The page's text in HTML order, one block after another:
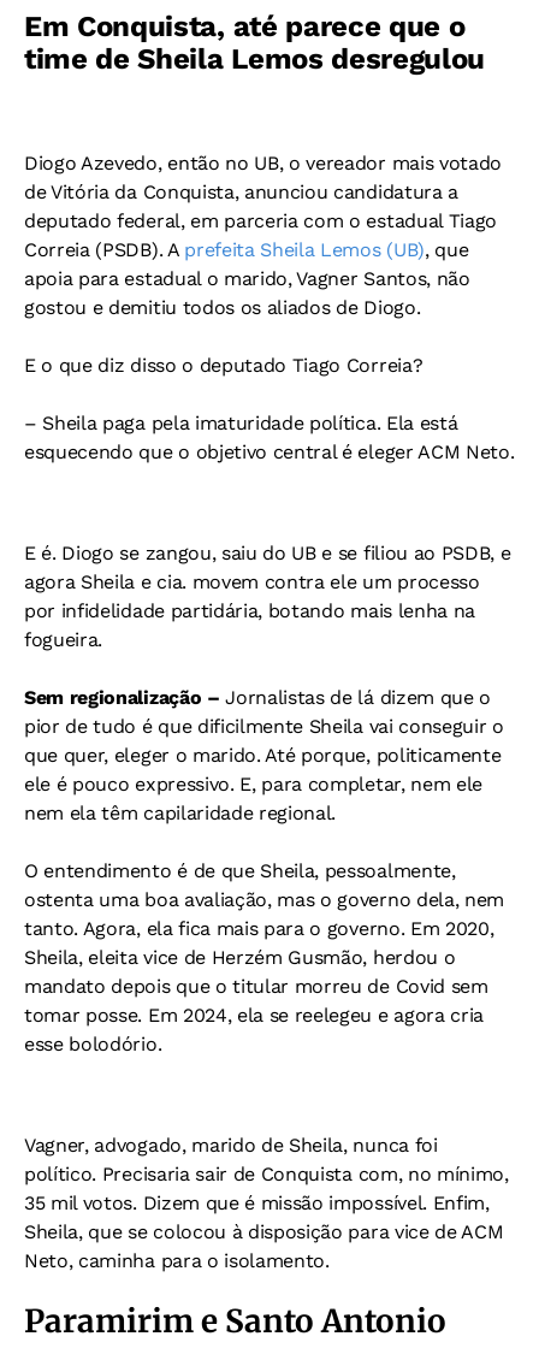
Em Conquista, até parece que o
time de Sheila Lemos desregulou
Diogo Azevedo, então no UB, o vereador mais votado
de Vitória da Conquista, anunciou candidatura a
deputado federal, em parceria com o estadual Tiago
Correia (PSDB). A prefeita Sheila Lemos (UB), que
apoia para estadual o marido, Vagner Santos, não
gostou e demitiu todos os aliados de Diogo.
E o que diz disso o deputado Tiago Correia?
– Sheila paga pela imaturidade política. Ela está
esquecendo que o objetivo central é eleger ACM Neto.
E é. Diogo se zangou, saiu do UB e se filiou ao PSDB, e
agora Sheila e cia. movem contra ele um processo
por infidelidade partidária, botando mais lenha na
fogueira.
Sem regionalização –Jornalistas de lá dizem que o
pior de tudo é que dificilmente Sheila vai conseguir o
que quer, eleger o marido. Até porque, politicamente
ele é pouco expressivo. E, para completar, nem ele
nem ela têm capilaridade regional.
O entendimento é de que Sheila, pessoalmente,
ostenta uma boa avaliação, mas o governo dela, nem
tanto. Agora, ela fica mais para o governo. Em 2020,
Sheila, eleita vice de Herzém Gusmão, herdou o
mandato depois que o titular morreu de Covid sem
tomar posse. Em 2024, ela se reelegeu e agora cria
esse bolodório.
Vagner, advogado, marido de Sheila, nunca foi
político. Precisaria sair de Conquista com, no mínimo,
35 mil votos. Dizem que é missão impossível. Enfim,
Sheila, que se colocou à disposição para vice de ACM
Neto, caminha para o isolamento.
Paramirim e Santo Antonio